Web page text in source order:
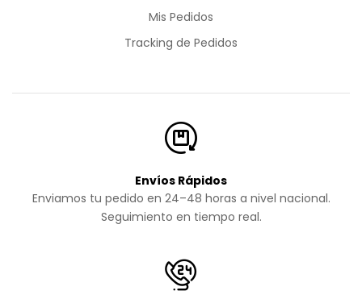
Mis Pedidos
Tracking de Pedidos
Envíos Rápidos
Enviamos tu pedido en 24–48 horas a nivel nacional.
Seguimiento en tiempo real.